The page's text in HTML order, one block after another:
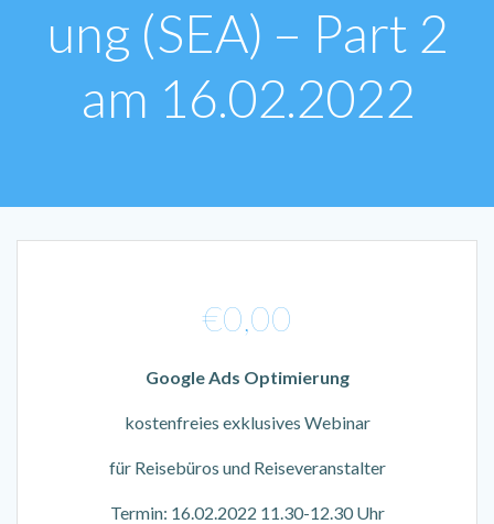
ung (SEA) – Part 2
am 16.02.2022
€0,00
Google Ads Optimierung
kostenfreies exklusives Webinar
für Reisebüros und Reiseveranstalter
Termin: 16.02.2022 11.30-12.30 Uhr